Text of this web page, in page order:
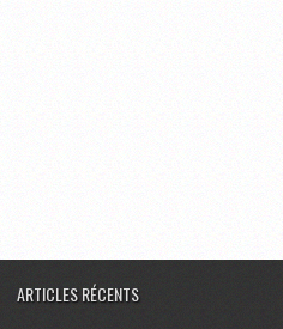
ARTICLES RÉCENTS